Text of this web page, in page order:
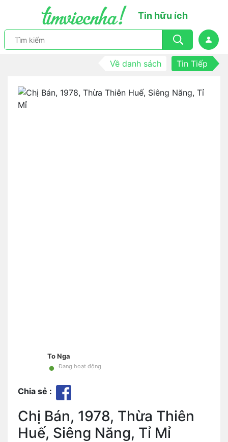
Tin hữu ích
Về danh sách Tin Tiếp
To Nga
• Đang hoạt động
Chia sẻ :
Chị Bán, 1978, Thừa Thiên
Huế, Siêng Năng, Tỉ Mỉ